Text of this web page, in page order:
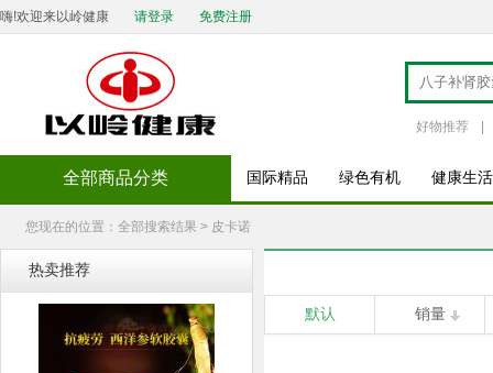
嗨!欢迎来以岭健康 请登录 免费注册
好物推荐
全部商品分类 国际精品 绿色有机 健康生活
您现在的位置：全部搜索结果 > 皮卡诺
热卖推荐
默认 销量